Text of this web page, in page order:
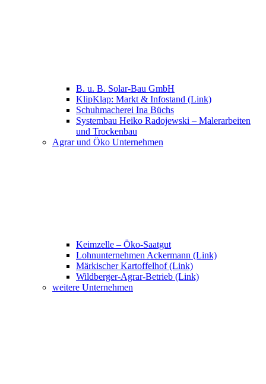
B. u. B. Solar-Bau GmbH
KlipKlap: Markt & Infostand (Link)
Schuhmacherei Ina Büchs
Systembau Heiko Radojewski – Malerarbeiten
und Trockenbau
Agrar und Öko Unternehmen
Keimzelle – Öko-Saatgut
Lohnunternehmen Ackermann (Link)
Märkischer Kartoffelhof (Link)
Wildberger-Agrar-Betrieb (Link)
weitere Unternehmen